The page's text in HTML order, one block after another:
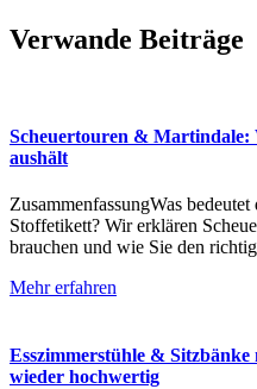
Verwande Beiträge
Scheuertouren &
aushält
ZusammenfassungWas
Stoffetikett? Wir erklären
brauchen und wie Sie den
Mehr erfahren
Esszimmerstühle & Sitzbänke
wieder hochwertig